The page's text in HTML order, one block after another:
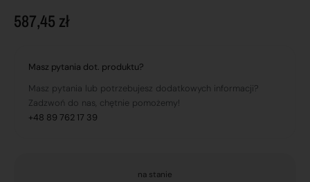
587,45 zł
Masz pytania dot. produktu?
Masz pytania lub potrzebujesz dodatkowych informacji?
Zadzwoń do nas, chętnie pomożemy!
+48 89 762 17 39
na stanie